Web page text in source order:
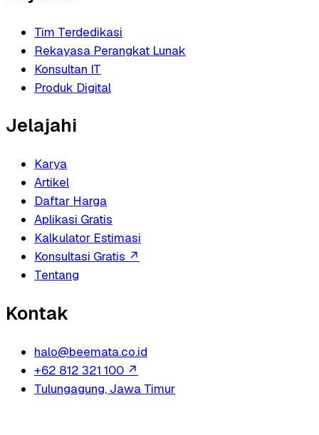
Tim Terdedikasi
Rekayasa Perangkat Lunak
Konsultan IT
Produk Digital
Jelajahi
Karya
Artikel
Daftar Harga
Aplikasi Gratis
Kalkulator Estimasi
Konsultasi Gratis ↗
Tentang
Kontak
halo@beemata.co.id
+62 812 321 100 ↗
Tulungagung, Jawa Timur